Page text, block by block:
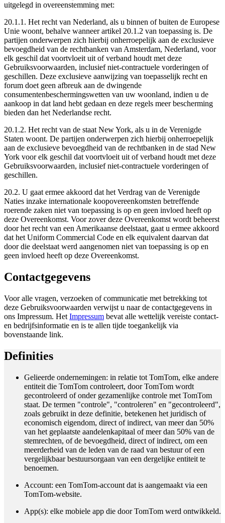
uitgelegd in overeenstemming met:
20.1.1. Het recht van Nederland, als u binnen of buiten de Europese
Unie woont, behalve wanneer artikel 20.1.2 van toepassing is. De
partijen onderwerpen zich hierbij onherroepelijk aan de exclusieve
bevoegdheid van de rechtbanken van Amsterdam, Nederland, voor
elk geschil dat voortvloeit uit of verband houdt met deze
Gebruiksvoorwaarden, inclusief niet-contractuele vorderingen of
geschillen. Deze exclusieve aanwijzing van toepasselijk recht en
forum doet geen afbreuk aan de dwingende
consumentenbeschermingswetten van uw woonland, indien u de
aankoop in dat land hebt gedaan en deze regels meer bescherming
bieden dan het Nederlandse recht.
20.1.2. Het recht van de staat New York, als u in de Verenigde
Staten woont. De partijen onderwerpen zich hierbij onherroepelijk
aan de exclusieve bevoegdheid van de rechtbanken in de stad New
York voor elk geschil dat voortvloeit uit of verband houdt met deze
Gebruiksvoorwaarden, inclusief niet-contractuele vorderingen of
geschillen.
20.2. U gaat ermee akkoord dat het Verdrag van de Verenigde
Naties inzake internationale koopovereenkomsten betreffende
roerende zaken niet van toepassing is op en geen invloed heeft op
deze Overeenkomst. Voor zover deze Overeenkomst wordt beheerst
door het recht van een Amerikaanse deelstaat, gaat u ermee akkoord
dat het Uniform Commercial Code en elk equivalent daarvan dat
door die deelstaat werd aangenomen niet van toepassing is op en
geen invloed heeft op deze Overeenkomst.
Contactgegevens
Voor alle vragen, verzoeken of communicatie met betrekking tot
deze Gebruiksvoorwaarden verwijst u naar de contactgegevens in
ons Impressum. Het Impressum bevat alle wettelijk vereiste contact-
en bedrijfsinformatie en is te allen tijde toegankelijk via
bovenstaande link.
Definities
Gelieerde ondernemingen: in relatie tot TomTom, elke andere
entiteit die TomTom controleert, door TomTom wordt
gecontroleerd of onder gezamenlijke controle met TomTom
staat. De termen "controle", "controleren" en "gecontroleerd",
zoals gebruikt in deze definitie, betekenen het juridisch of
economisch eigendom, direct of indirect, van meer dan 50%
van het geplaatste aandelenkapitaal of meer dan 50% van de
stemrechten, of de bevoegdheid, direct of indirect, om een
meerderheid van de leden van de raad van bestuur of een
vergelijkbaar bestuursorgaan van een dergelijke entiteit te
benoemen.
Account: een TomTom-account dat is aangemaakt via een
TomTom-website.
App(s): elke mobiele app die door TomTom werd ontwikkeld.